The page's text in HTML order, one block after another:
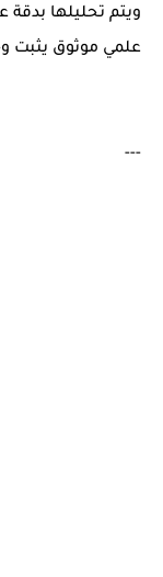
ويتم تحليلها بدقة
علمي موثوق يثبت
---